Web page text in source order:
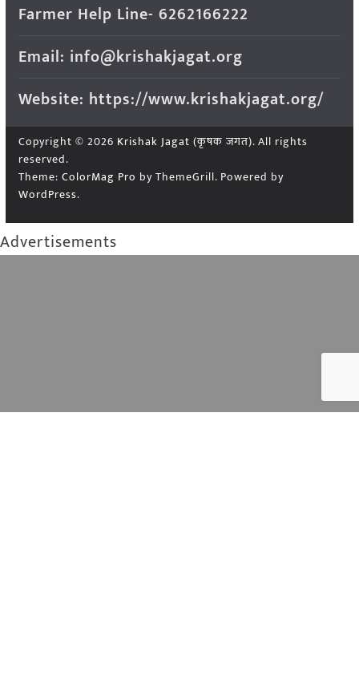
Farmer Help Line- 6262166222
Email: info@krishakjagat.org
Website: https://www.krishakjagat.org/
Copyright © 2026 Krishak Jagat (कृषक जगत). All rights
reserved.
Theme: ColorMag Pro by ThemeGrill. Powered by
WordPress.
Advertisements